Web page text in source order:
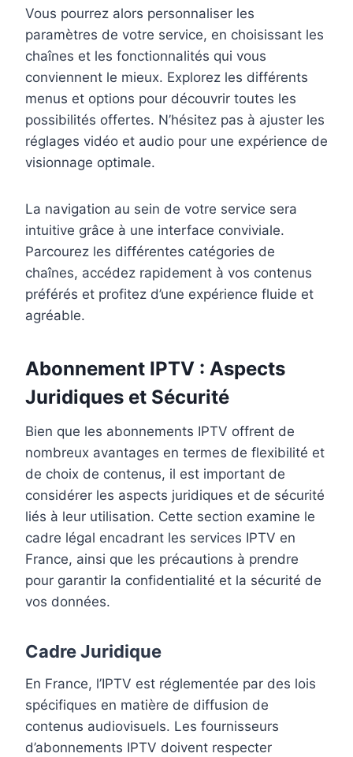
Vous pourrez alors personnaliser les
paramètres de votre service, en choisissant les
chaînes et les fonctionnalités qui vous
conviennent le mieux. Explorez les différents
menus et options pour découvrir toutes les
possibilités offertes. N’hésitez pas à ajuster les
réglages vidéo et audio pour une expérience de
visionnage optimale.
La navigation au sein de votre service sera
intuitive grâce à une interface conviviale.
Parcourez les différentes catégories de
chaînes, accédez rapidement à vos contenus
préférés et profitez d’une expérience fluide et
agréable.
Abonnement IPTV : Aspects
Juridiques et Sécurité
Bien que les abonnements IPTV offrent de
nombreux avantages en termes de flexibilité et
de choix de contenus, il est important de
considérer les aspects juridiques et de sécurité
liés à leur utilisation. Cette section examine le
cadre légal encadrant les services IPTV en
France, ainsi que les précautions à prendre
pour garantir la confidentialité et la sécurité de
vos données.
Cadre Juridique
En France, l’IPTV est réglementée par des lois
spécifiques en matière de diffusion de
contenus audiovisuels. Les fournisseurs
d’abonnements IPTV doivent respecter